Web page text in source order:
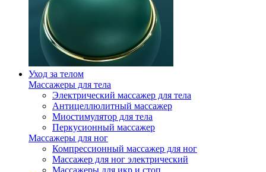
Уход за телом
Массажеры для тела
Электрический массажер для тела
Антицеллюлитный массажер
Миостимулятор для тела
Перкусионный массажер
Массажеры для ног
Компрессионный массажер для ног
Массажер для ног электрический
Массажеры для икр и стоп